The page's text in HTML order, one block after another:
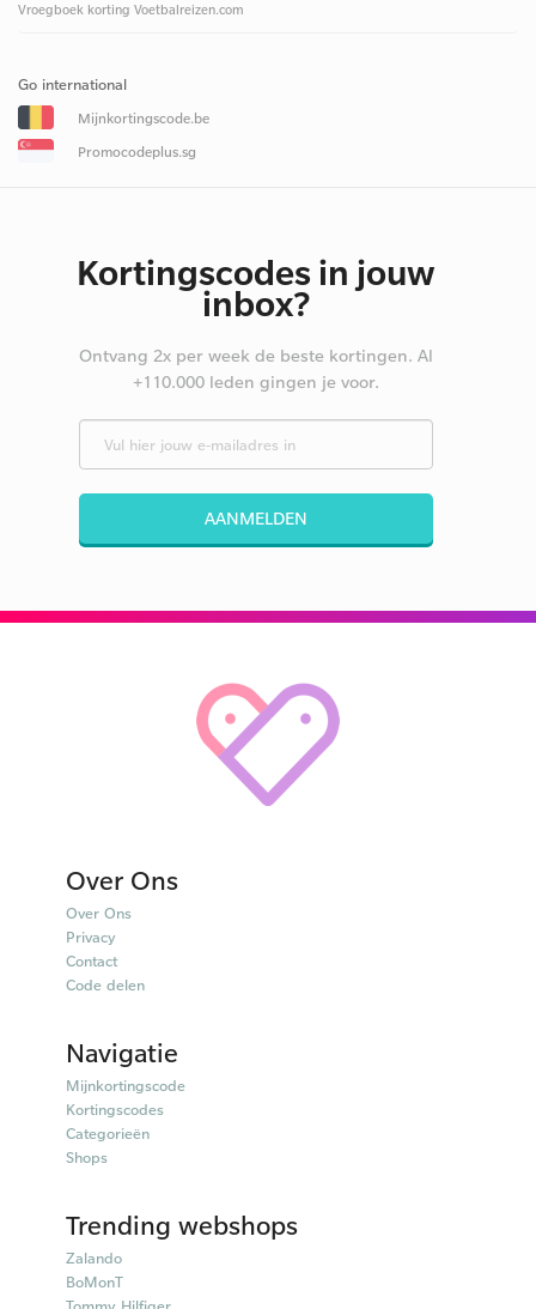
Vroegboek korting Voetbalreizen.com
Go international
Mijnkortingscode.be
Promocodeplus.sg
Kortingscodes in jouw
inbox?
Ontvang 2x per week de beste kortingen. Al
+110.000 leden gingen je voor.
AANMELDEN
Over Ons
Over Ons
Privacy
Contact
Code delen
Navigatie
Mijnkortingscode
Kortingscodes
Categorieën
Shops
Trending webshops
Zalando
BoMonT